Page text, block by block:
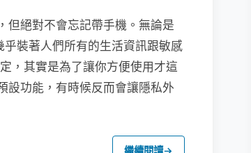
但絕對不會忘記帶手機。無論是
裝著人們所有的生活資訊跟敏感
，其實是為了讓你方便使用才這
設功能，有時候反而會讓隱私外
繼續閱讀→